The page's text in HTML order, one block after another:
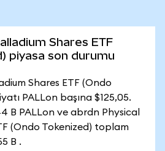
Shares ETF
piyasa son durumu
Shares ETF (Ondo
PALLon başına $125,05.
B PALLon ve abrdn Physical
(Ondo Tokenized) toplam
B .